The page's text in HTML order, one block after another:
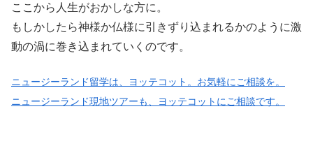
ここから人生がおかしな方に。
もしかしたら神様か仏様に引きずり込まれるかのように激
動の渦に巻き込まれていくのです。
ニュージーランド留学は、ヨッテコット。お気軽にご相談を。
ニュージーランド現地ツアーも、ヨッテコットにご相談です。